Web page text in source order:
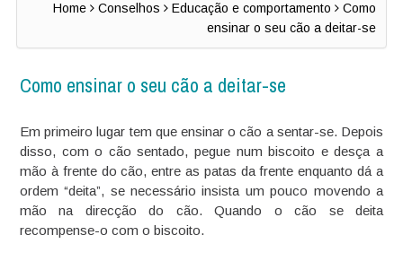
Home Conselhos Educação e comportamento
Como
ensinar o seu cão a deitar-se
Como ensinar o seu cão a deitar-se
Em primeiro lugar tem que ensinar o cão a sentar-se. Depois
disso, com o cão sentado, pegue num biscoito e desça a
mão à frente do cão, entre as patas da frente enquanto dá a
ordem “deita”, se necessário insista um pouco movendo a
mão na direcção do cão. Quando o cão se deita
recompense-o com o biscoito.